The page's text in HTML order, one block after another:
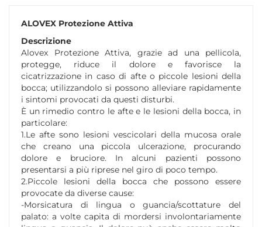
ALOVEX Protezione Attiva
Descrizione
Alovex Protezione Attiva, grazie ad una pellicola,
protegge, riduce il dolore e favorisce la
cicatrizzazione in caso di afte o piccole lesioni della
bocca; utilizzandolo si possono alleviare rapidamente
i sintomi provocati da questi disturbi.
È un rimedio contro le afte e le lesioni della bocca, in
particolare:
1.Le afte sono lesioni vescicolari della mucosa orale
che creano una piccola ulcerazione, procurando
dolore e bruciore. In alcuni pazienti possono
presentarsi a più riprese nel giro di poco tempo.
2.Piccole lesioni della bocca che possono essere
provocate da diverse cause:
-Morsicatura di lingua o guancia/scottature del
palato: a volte capita di mordersi involontariamente